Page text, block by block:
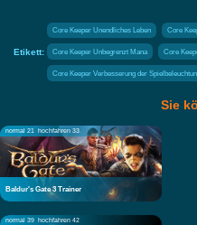
Etikett:
Core Keeper Unendliches Leben Core
Core Keeper Unbegrenzt Mana Core
Core Keeper Verbesserung der
Sie
normal 21 hochfahren 33
Baldur's Gate 3 Trainer
normal 39 hochfahren 42